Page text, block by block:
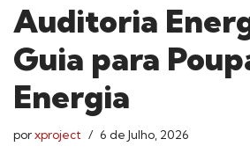
Auditoria
Guia para
Energia
porxproject 6 de Julho, 2026